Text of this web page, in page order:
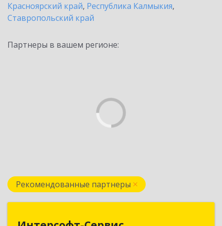
Красноярский край, Республика Калмыкия,
Ставропольский край
Партнеры в вашем регионе:
Рекомендованные партнеры